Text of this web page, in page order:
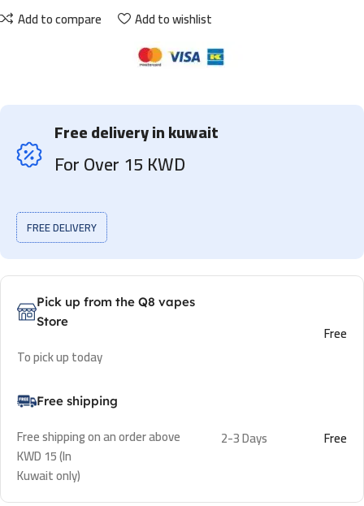
Add to compare Add to wishlist
Free delivery in kuwait
For Over 15 KWD
FREE DELIVERY
Pick up from the Q8 vapes
Store
To pick up today
Free
Free shipping
Free shipping on an order above
KWD 15 (In
Kuwait only)
2-3 Days Free